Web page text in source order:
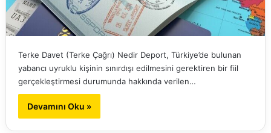
Terke Davet (Terke Çağrı) Nedir Deport, Türkiye’de bulunan
yabancı uyruklu kişinin sınırdışı edilmesini gerektiren bir fiil
gerçekleştirmesi durumunda hakkında verilen…
Devamını Oku »